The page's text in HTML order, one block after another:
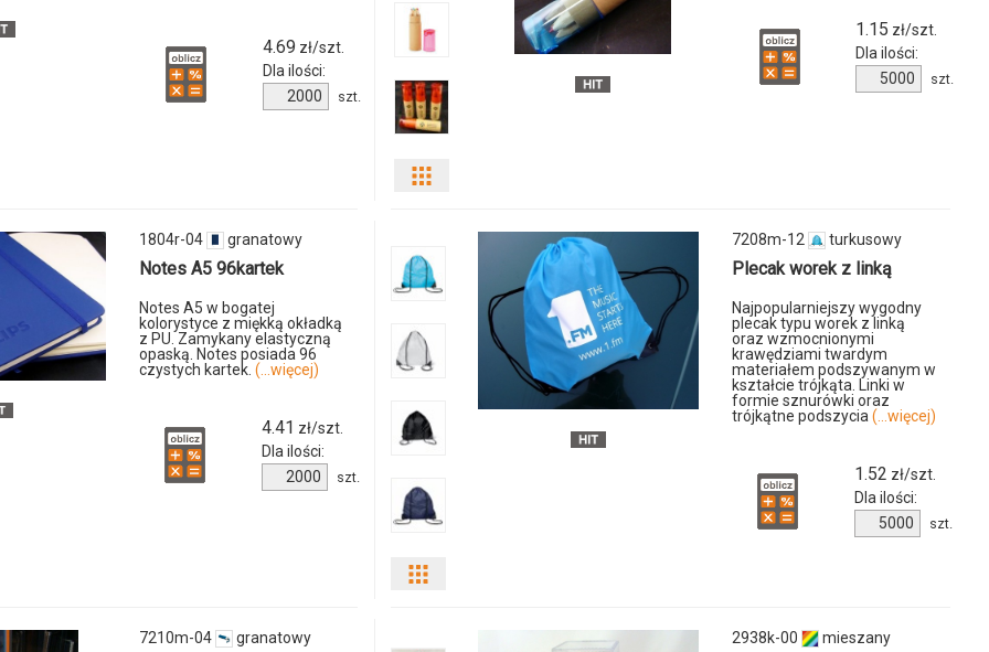
4.69 zł/szt.
Dla ilości:
Ilość
produktu
szt.
Pokaż
i
produktu
23
1.15 zł/szt.
Dla ilości:
Ilość
produktu
szt.
1804r-04 granatowy
Notes A5 96kartek
Notes A5 w bogatej
kolorystyce z miękką okładką
z PU. Zamykany elastyczną
opaską. Notes posiada 96
czystych kartek. (...więcej)
4.41 zł/szt.
Dla ilości:
Ilość
produktu
szt.
7208m-12 turkusowy
Plecak worek z linką
Najpopularniejszy wygodny
plecak typu worek z linką
oraz wzmocnionymi
krawędziami twardym
materiałem podszywanym w
kształcie trójkąta. Linki w
formie sznurówki oraz
trójkątne podszycia(...więcej)
1.52 zł/szt.
Dla ilości:
Ilość
produktu
szt.
7210m-04 granatowy 2938k-00 mieszany